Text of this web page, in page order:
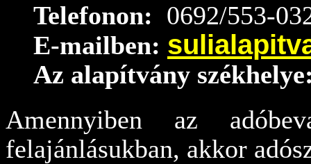
Telefonon: 0692/553-
E-mailben:
Az alapítvány
Amennyiben az
felajánlásukban, akkor